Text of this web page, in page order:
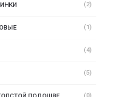
(2)
(1)
(4)
(5)
(0)